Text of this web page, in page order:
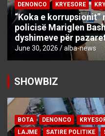
DENONCO KRYESORE
“Koka e korrupsionit”
policisë Mariglen
dyshimeve për
June 30, 2026 alba-news
SHOWBIZ
BOTA DENONCO
LAJME
SATIRE POLITIKE